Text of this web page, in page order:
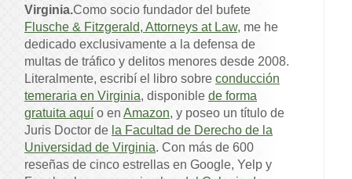
Virginia.Como socio fundador del bufete
Flusche & Fitzgerald, Attorneys at Law, me he
dedicado exclusivamente a la defensa de
multas de tráfico y delitos menores desde 2008.
Literalmente, escribí el libro sobre conducción
temeraria en Virginia, disponible de forma
gratuita aquí o en Amazon, y poseo un título de
Juris Doctor de la Facultad de Derecho de la
Universidad de Virginia. Con más de 600
reseñas de cinco estrellas en Google, Yelp y